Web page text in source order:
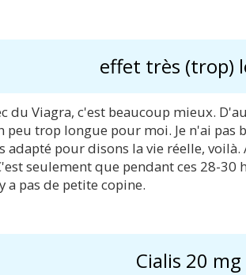
effet très (trop)
du Viagra, c'est beaucoup mieux.
peu trop longue pour moi. Je n'ai pas
adapté pour disons la vie réelle, voilà.
seulement que pendant ces 28-30
a pas de petite copine.
Cialis 20 mg